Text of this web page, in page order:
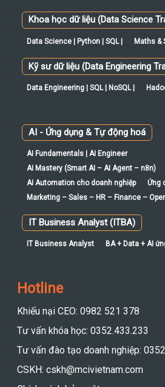
Khoa học dữ liệu (Data Science
Data Science | Python | SQL | Maths &
Kỹ sư dữ liệu (Data Engineering
Data Engineering | SQL | NoSQL |
AI - Ứng dụng & Tự động hoá
AI Fundamentals | AI Engineer
AI Mastery (Smart AI – AI Agent – n8n)
AI Automation cho doanh nghiệp
Ứng
Marketing – Sales – HR – Finance –
IT Business Analyst (ITBA)
IT Business Analyst BA + Data + AI
Hotline
Khiếu nại CEO: 0982 521 378
Tư vấn khóa học: 0352.433.233
Tư vấn đào tạo doanh nghiệp:
CSKH: cskh@mcivietnam.com